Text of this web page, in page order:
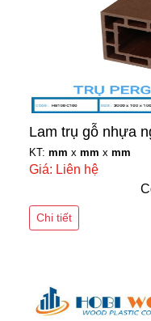
Lam trụ gỗ nhựa
KT: mm x mm x mm
Giá: Liên hệ
Chi tiết